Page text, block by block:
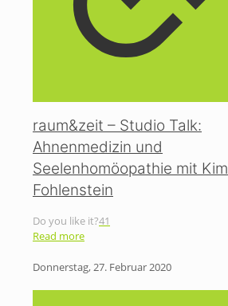
raum&zeit – Studio Talk:
Ahnenmedizin und
Seelenhomöopathie mit Kim
Fohlenstein
Do you like it?41
Read more
Donnerstag, 27. Februar 2020